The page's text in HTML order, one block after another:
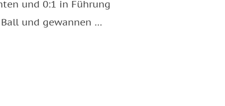
und 0:1 in Führung
und gewannen …
BEROLINA STRALAU 1901“